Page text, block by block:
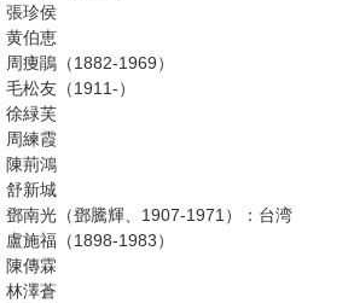
張珍侯
黄伯恵
周痩鵑（1882-1969）
毛松友（1911-）
徐緑芙
周練霞
陳荊鴻
舒新城
鄧南光（鄧騰輝、1907-1971）：台湾
盧施福（1898-1983）
陳傳霖
林澤蒼